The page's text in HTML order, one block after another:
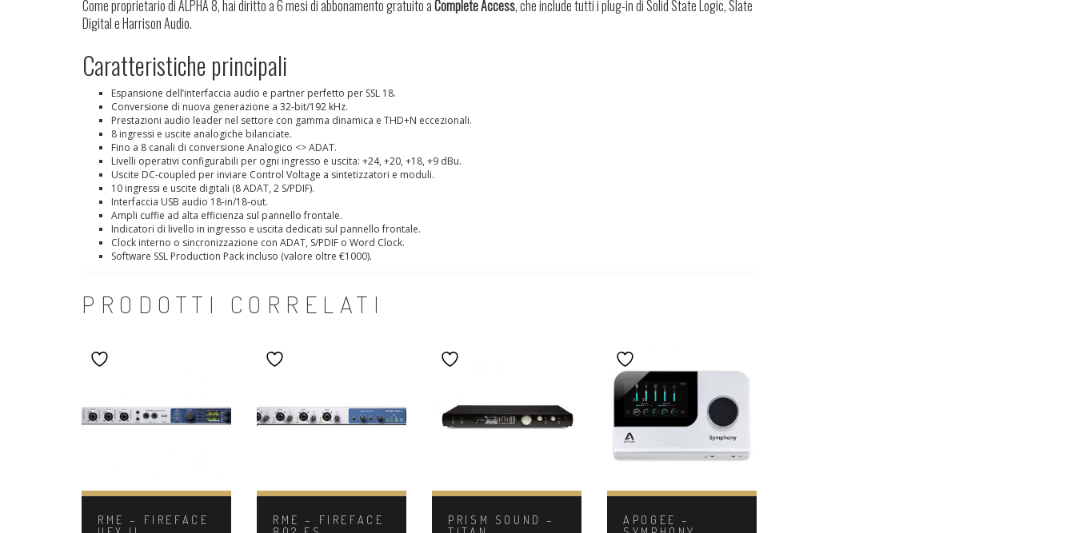
Come proprietario di ALPHA 8, hai diritto a 6 mesi di abbonamento gratuito aComplete Access, che include tutti i plug-in di Solid State Logic, Slate
Digital e Harrison Audio.
Caratteristiche principali
Espansione dell’interfaccia audio e partner perfetto per SSL 18.
Conversione di nuova generazione a 32-bit/192 kHz.
Prestazioni audio leader nel settore con gamma dinamica e THD+N eccezionali.
8 ingressi e uscite analogiche bilanciate.
Fino a 8 canali di conversione Analogico <> ADAT.
Livelli operativi configurabili per ogni ingresso e uscita: +24, +20, +18, +9 dBu.
Uscite DC-coupled per inviare Control Voltage a sintetizzatori e moduli.
10 ingressi e uscite digitali (8 ADAT, 2 S/PDIF).
Interfaccia USB audio 18-in/18-out.
Ampli cuffie ad alta efficienza sul pannello frontale.
Indicatori di livello in ingresso e uscita dedicati sul pannello frontale.
Clock interno o sincronizzazione con ADAT, S/PDIF o Word Clock.
Software SSL Production Pack incluso (valore oltre €1000).
PRODOTTI CORRELATI
RME – FIREFACE
RME – FIREFACE
PRISM SOUND –
APOGEE –